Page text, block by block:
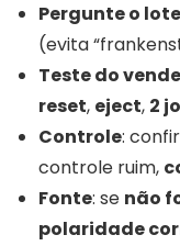
Pergunte o
(evita
Teste do
reset, eject, 2
Controle:
controle ruim,
Fonte: se não
polaridade